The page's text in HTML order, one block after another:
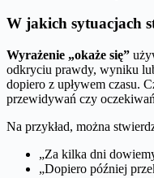
W jakich sytuacjach
Wyrażenie „okaże się”
odkryciu prawdy, wyniku
dopiero z upływem czasu.
przewidywań czy
Na przykład, można
„Za kilka dni
„Dopiero później